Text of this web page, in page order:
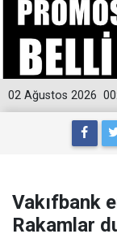
02 Ağustos 2026
Vakıfbank
Rakamlar